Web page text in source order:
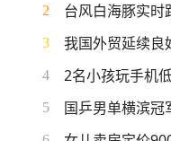
2 台风白海豚实时
3 我国外贸延续良
4 2名小孩玩手机
5 国乒男单横滨冠